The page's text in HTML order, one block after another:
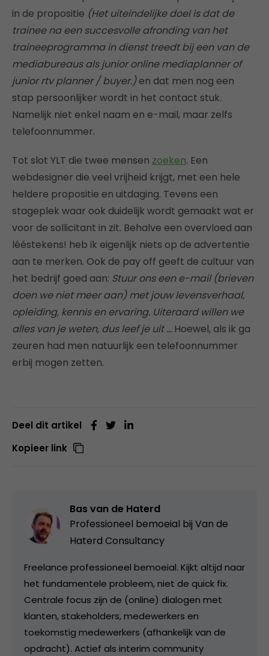
in de propositie (Het uiteindelijke doel is dat de
trainee na een succesvolle afronding van het
traineeprogramma in dienst treedt bij een van de
mediabureaus als junior online mediaplanner of
junior rtv planner / buyer.)en dat men nog een
stap persoonlijker wordt in het contact stuk.
Namelijk niet enkel naam en e-mail, maar zelfs
telefoonnummer.
Tot slot YLT die twee mensen zoeken. Een
webdesigner die veel vrijheid krijgt, met een hele
heldere propositie en uitdaging. Tevens een
stageplek waar ook duidelijk wordt gemaakt wat er
voor de sollicitant in zit. Behalve een overvloed aan
lééstekens! heb ik eigenlijk niets op de advertentie
aan te merken. Ook de pay off geeft de cultuur van
het bedrijf goed aan: Stuur ons een e-mail (brieven
doen we niet meer aan) met jouw levensverhaal,
opleiding, kennis en ervaring. Uiteraard willen we
alles van je weten, dus leef je uit … Hoewel, als ik ga
zeuren had men natuurlijk een telefoonnummer
erbij mogen zetten.
Deel dit artikel
Kopieer link
Bas van de Haterd
Professioneel bemoeial bij Van de
Haterd Consultancy
Freelance professioneel bemoeial. Kijkt altijd naar
het fundamentele probleem, niet de quick fix.
Centrale focus zijn de (online) dialogen met
klanten, stakeholders, medewerkers en
toekomstig medewerkers (afhankelijk van de
opdracht). Actief als interim community